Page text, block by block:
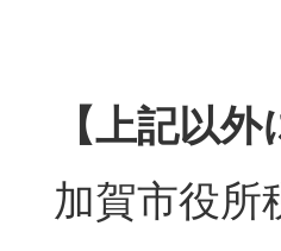
【上記以外
加賀市役所